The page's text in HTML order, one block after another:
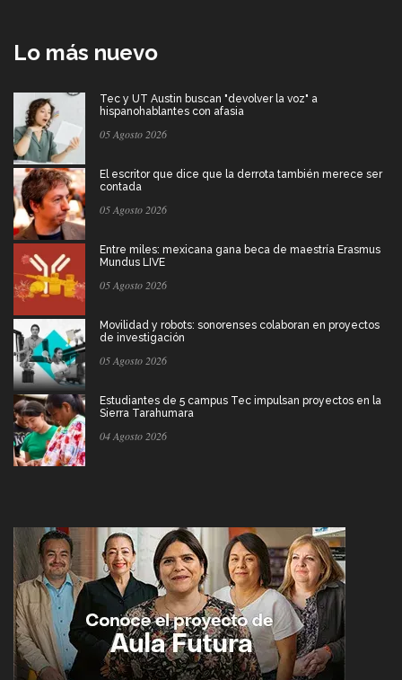
Lo más nuevo
Tec y UT Austin buscan "devolver la voz" a
hispanohablantes con afasia
05 Agosto 2026
El escritor que dice que la derrota también merece ser
contada
05 Agosto 2026
Entre miles: mexicana gana beca de maestría Erasmus
Mundus LIVE
05 Agosto 2026
Movilidad y robots: sonorenses colaboran en proyectos
de investigación
05 Agosto 2026
Estudiantes de 5 campus Tec impulsan proyectos en la
Sierra Tarahumara
04 Agosto 2026